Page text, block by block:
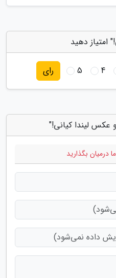
دهید
4
5 رای
عکس لیندا کیانی!"
درمیان بگذارید